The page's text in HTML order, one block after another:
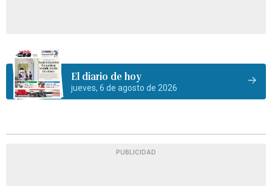
El diario de hoy
jueves, 6 de agosto de 2026
PUBLICIDAD